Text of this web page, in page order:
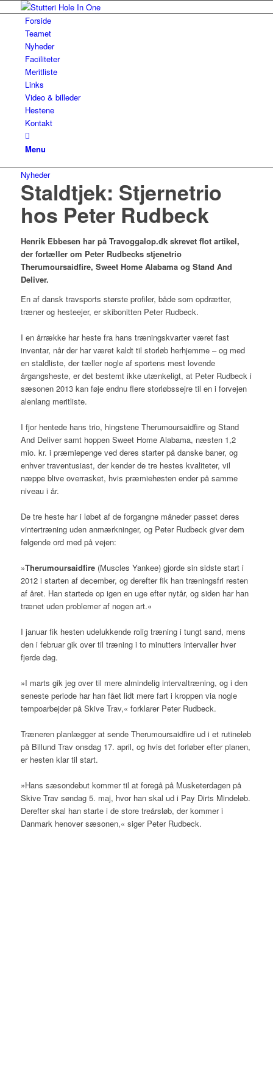
Forside
Teamet
Nyheder
Faciliteter
Meritliste
Links
Video & billeder
Hestene
Kontakt
Menu
Nyheder
Staldtjek: Stjernetrio
hos Peter Rudbeck
Henrik Ebbesen har på Travoggalop.dk skrevet flot artikel,
der fortæller om Peter Rudbecks stjenetrio
Therumoursaidfire, Sweet Home Alabama og Stand And
Deliver.
En af dansk travsports største profiler, både som opdrætter,
træner og hesteejer, er skibonitten Peter Rudbeck.
I en årrække har heste fra hans træningskvarter været fast
inventar, når der har været kaldt til storløb herhjemme – og med
en staldliste, der tæller nogle af sportens mest lovende
årgangsheste, er det bestemt ikke utænkeligt, at Peter Rudbeck i
sæsonen 2013 kan føje endnu flere storløbssejre til en i forvejen
alenlang meritliste.
I fjor hentede hans trio, hingstene Therumoursaidfire og Stand
And Deliver samt hoppen Sweet Home Alabama, næsten 1,2
mio. kr. i præmiepenge ved deres starter på danske baner, og
enhver traventusiast, der kender de tre hestes kvaliteter, vil
næppe blive overrasket, hvis præmiehøsten ender på samme
niveau i år.
De tre heste har i løbet af de forgangne måneder passet deres
vintertræning uden anmærkninger, og Peter Rudbeck giver dem
følgende ord med på vejen:
»Therumoursaidfire(Muscles Yankee) gjorde sin sidste start i
2012 i starten af december, og derefter fik han træningsfri resten
af året. Han startede op igen en uge efter nytår, og siden har han
trænet uden problemer af nogen art.«
I januar fik hesten udelukkende rolig træning i tungt sand, mens
den i februar gik over til træning i to minutters intervaller hver
fjerde dag.
»I marts gik jeg over til mere almindelig intervaltræning, og i den
seneste periode har han fået lidt mere fart i kroppen via nogle
tempoarbejder på Skive Trav,« forklarer Peter Rudbeck.
Træneren planlægger at sende Therumoursaidfire ud i et rutineløb
på Billund Trav onsdag 17. april, og hvis det forløber efter planen,
er hesten klar til start.
»Hans sæsondebut kommer til at foregå på Musketerdagen på
Skive Trav søndag 5. maj, hvor han skal ud i Pay Dirts Mindeløb.
Derefter skal han starte i de store treårsløb, der kommer i
Danmark henover sæsonen,« siger Peter Rudbeck.